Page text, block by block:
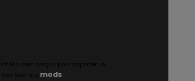
top sont conçus pour apporter un
bien aux mods